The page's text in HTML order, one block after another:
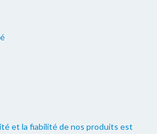
et la fiabilité de nos produits est